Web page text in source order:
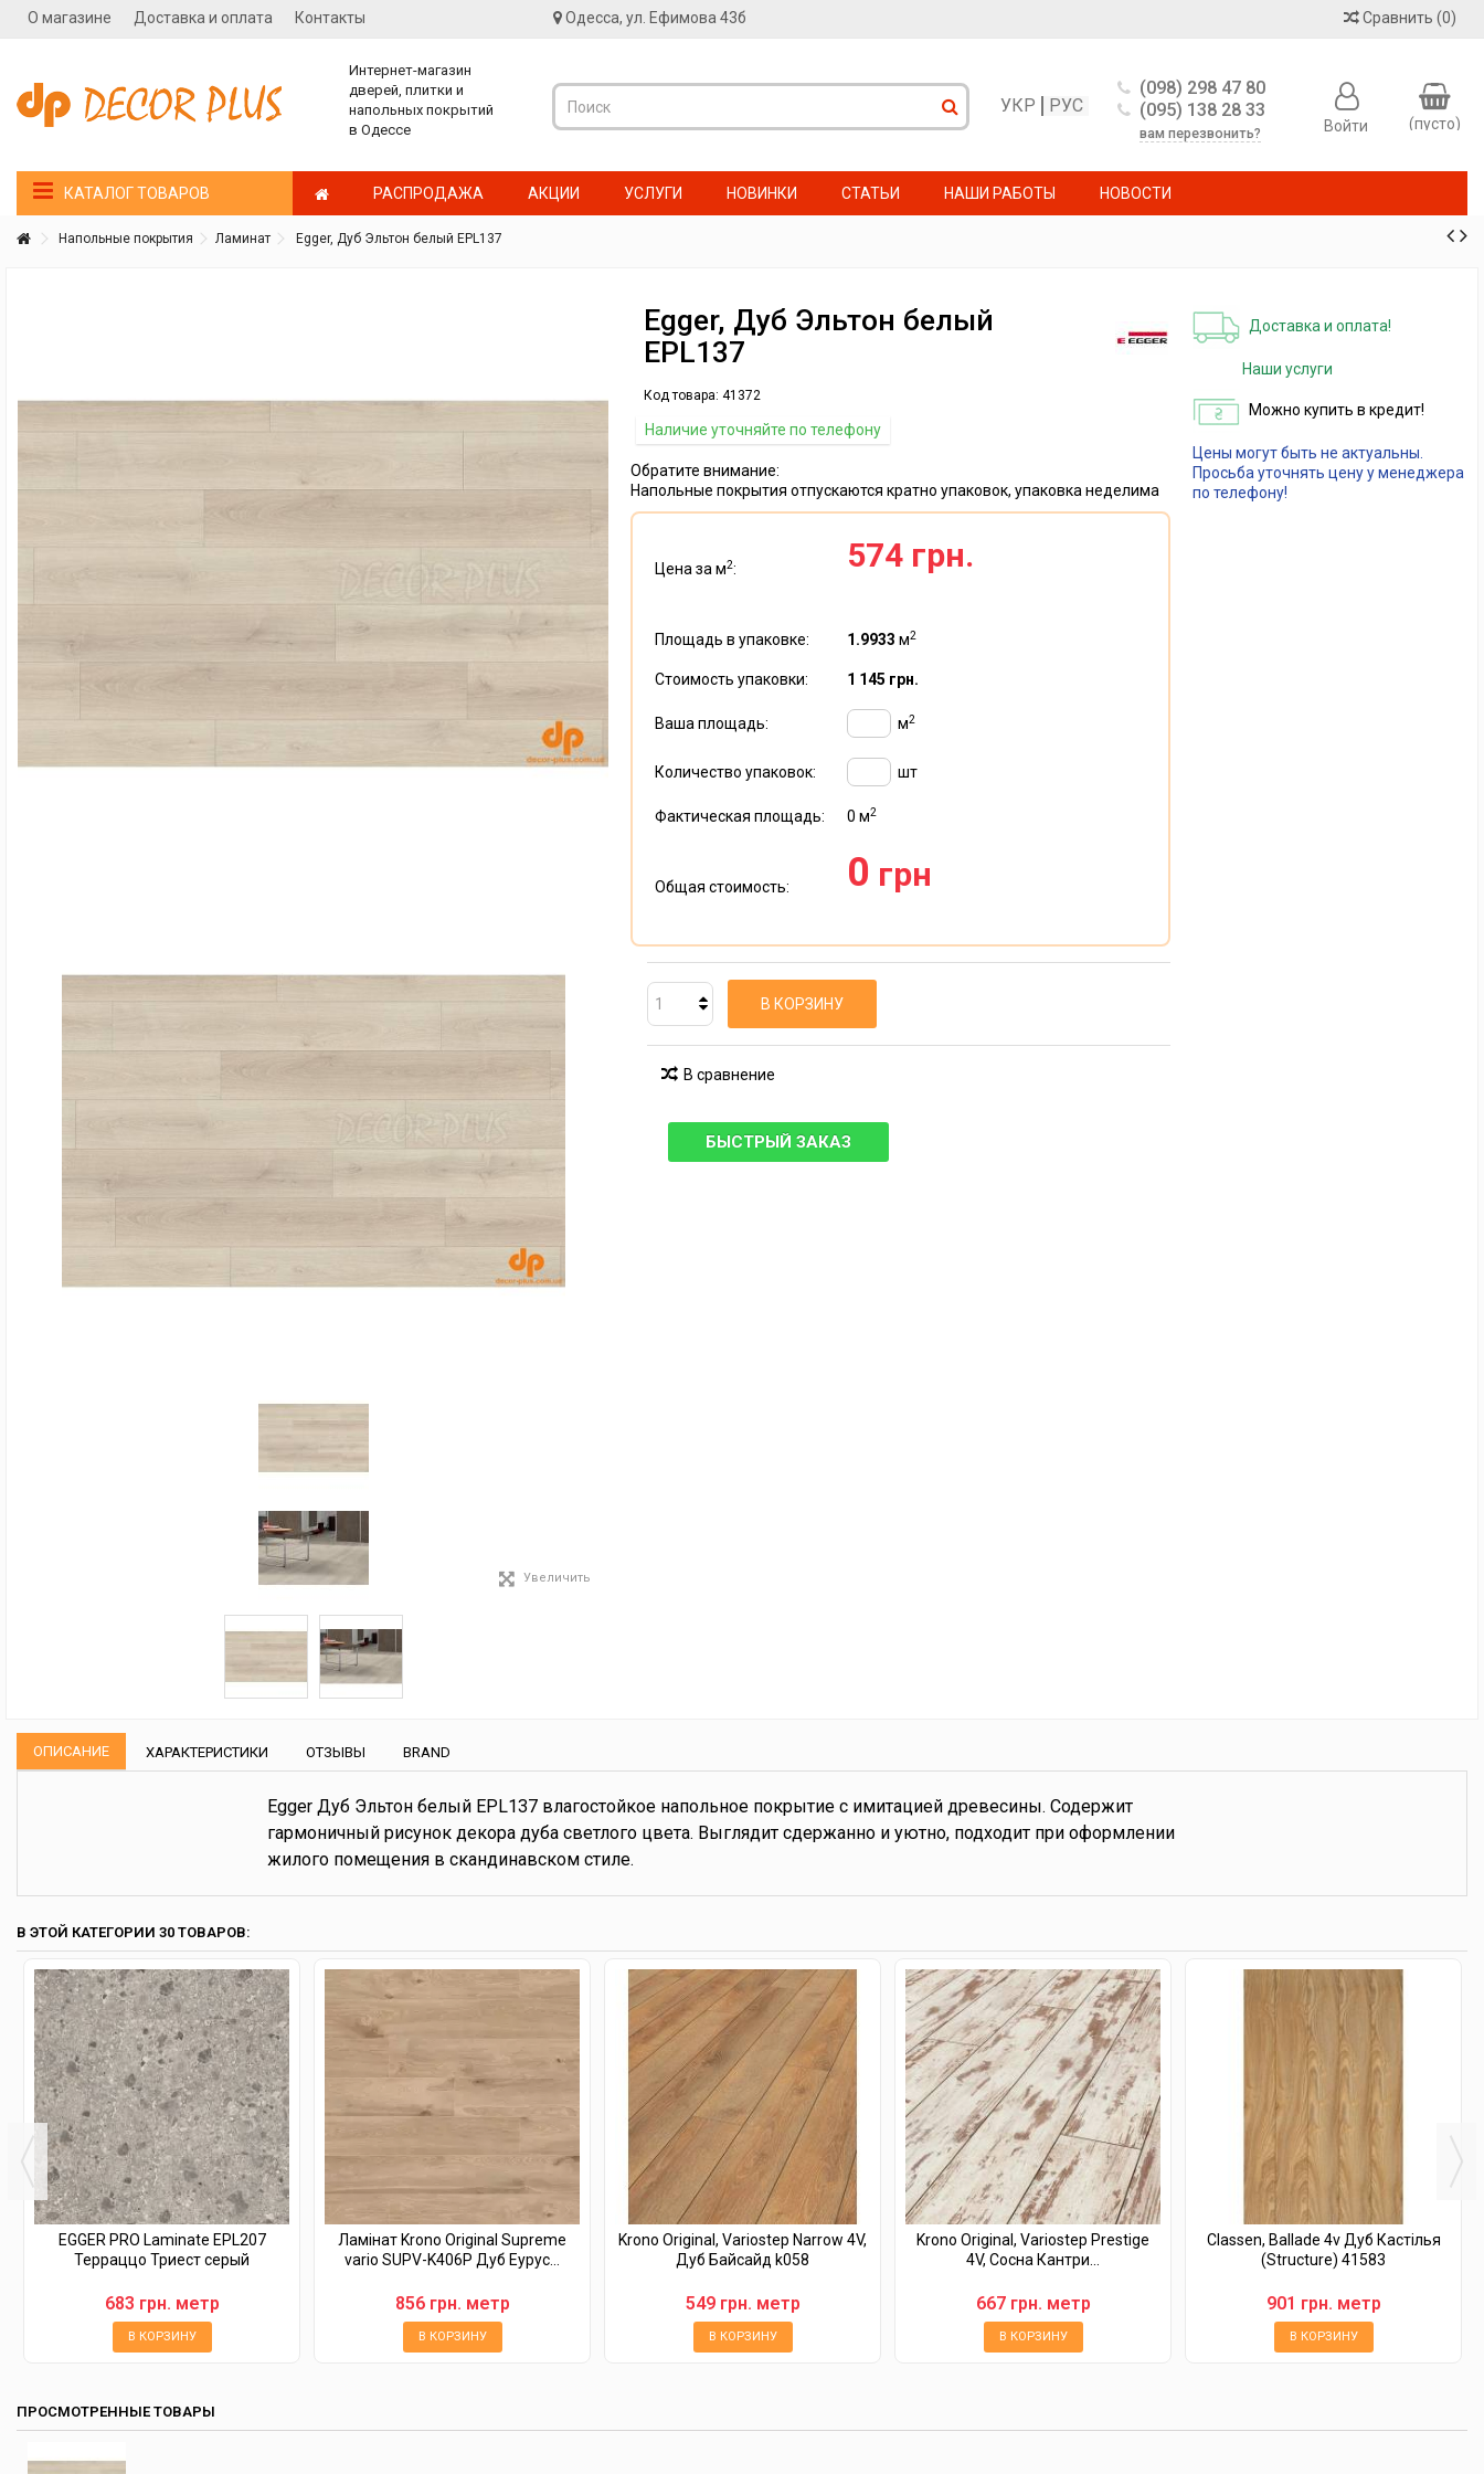
О магазине Доставка и оплата Контакты Одесса, ул. Ефимова 43б Сравнить (0)
Интернет-магазин
дверей, плитки и
напольных покрытий
в Одессе
(пусто)
РУС
УКР
(098) 298 47 80
(095) 138 28 33
вам перезвонить? Войти
КАТАЛОГ ТОВАРОВ РАСПРОДАЖА АКЦИИ УСЛУГИ НОВИНКИ СТАТЬИ НАШИ РАБОТЫ НОВОСТИ
Напольные покрытия Ламинат Egger, Дуб Эльтон белый EPL137
Увеличить
Egger, Дуб Эльтон белый
EPL137
Код товара: 41372
Наличие уточняйте по телефону
Обратите внимание:
Напольные покрытия отпускаются кратно упаковок, упаковка неделима
Цена за м2: 574 грн.
Площадь в упаковке: 1.9933 м2
Стоимость упаковки: 1 145 грн.
Ваша площадь: м2
Количество упаковок: шт
Фактическая площадь: 0 м2
Общая стоимость: 0 грн
В КОРЗИНУ
В сравнение
БЫСТРЫЙ ЗАКАЗ
Доставка и оплата!
Наши услуги
Можно купить в кредит!
Цены могут быть не актуальны.
Просьба уточнять цену у менеджера
по телефону!
ОПИСАНИЕ ХАРАКТЕРИСТИКИ ОТЗЫВЫ BRAND
Egger Дуб Эльтон белый EPL137 влагостойкое напольное покрытие с имитацией древесины. Содержит
гармоничный рисунок декора дуба светлого цвета. Выглядит сдержанно и уютно, подходит при оформлении
жилого помещения в скандинавском стиле.
В ЭТОЙ КАТЕГОРИИ 30 ТОВАРОВ:
EGGER PRO Laminate EPL207
Терраццо Триест серый
683 грн. метр
В КОРЗИНУ
Ламінат Krono Original Supreme
vario SUPV-K406P Дуб Еурус...
856 грн. метр
В КОРЗИНУ
Krono Original, Variostep Narrow 4V,
Дуб Байсайд k058
549 грн. метр
В КОРЗИНУ
Krono Original, Variostep Prestige
4V, Сосна Кантри...
667 грн. метр
В КОРЗИНУ
Classen, Ballade 4v Дуб Кастілья
(Structure) 41583
901 грн. метр
В КОРЗИНУ
ПРОСМОТРЕННЫЕ ТОВАРЫ